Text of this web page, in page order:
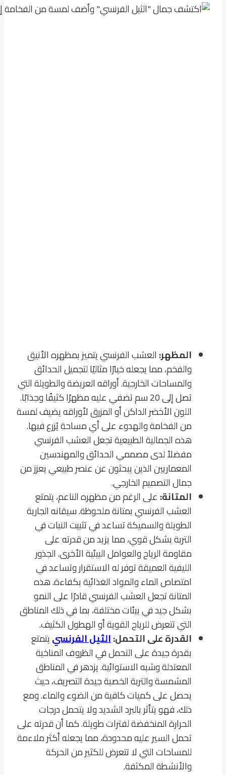
المظهر: العشب الفرنسي يتميز بمظهره الأنيق
والفخم، مما يجعله خيارًا مثاليًا لتجميل الحدائق
والمساحات الخارجية. أوراقه العريضة والطويلة التي
تصل إلى 20 سم تضفي عليه مظهرًا كثيفًا وجذابًا.
اللون الأخضر الداكن أو المزرق لأوراقه يضيف لمسة
من الفخامة والهدوء على أي مساحة يُزرع فيها.
هذه الجمالية الطبيعية تجعل العشب الفرنسي
مفضلاً لدى مصممي الحدائق والمهندسين
المعماريين الذين يبحثون عن عنصر طبيعي يعزز من
جمال التصميم الخارجي.
المتانة: على الرغم من مظهره الناعم، يتمتع
العشب الفرنسي بمتانة ملحوظة. سيقانه الجارية
الطويلة والسميكة تساعد في تثبيت النبات في
التربة بشكل قوي، مما يزيد من قدرته على
مقاومة الرياح والعوامل البيئية الأخرى. الجذور
الليفية العميقة توفر له الاستقرار وتساعد في
امتصاص الماء والمواد الغذائية بكفاءة. هذه
المتانة تجعل العشب الفرنسي قادرًا على النمو
بشكل جيد في بيئات مختلفة، بما في ذلك المناطق
التي تتعرض للرياح القوية أو الهطول الكثيف.
القدرة على التحمل:الثيل الفرنسييتمتع
بقدرة جيدة على التحمل في الظروف المناخية
المعتدلة وشبه الاستوائية. يزدهر في المناطق
المشمسة والتربة الخصبة جيدة التصريف، حيث
يحصل على كميات كافية من الضوء والماء. ومع
ذلك، فهو يتأثر بالبرد الشديد ولا يتحمل درجات
الحرارة المنخفضة لفترات طويلة. كما أن قدرته على
تحمل السير عليه محدودة، مما يجعله أكثر ملاءمة
للمساحات التي لا تتعرض للكثير من الحركة
والأنشطة المكثفة.